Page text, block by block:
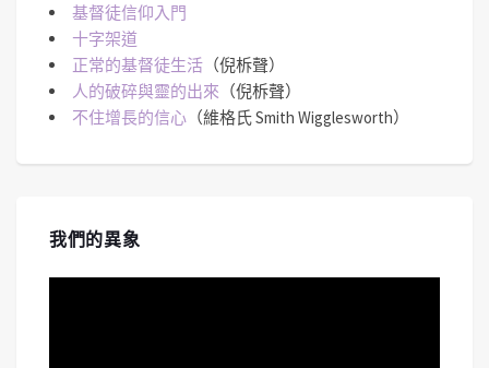
基督徒信仰入門
十字架道
正常的基督徒生活 （倪柝聲）
人的破碎與靈的出來 （倪柝聲）
不住增長的信心 （維格氏 Smith Wigglesworth）
我們的異象